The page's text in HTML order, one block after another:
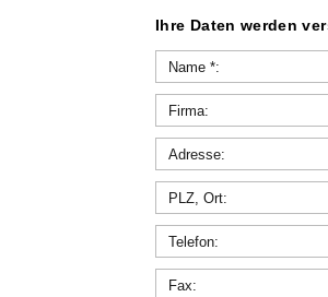
Ihre Daten werden